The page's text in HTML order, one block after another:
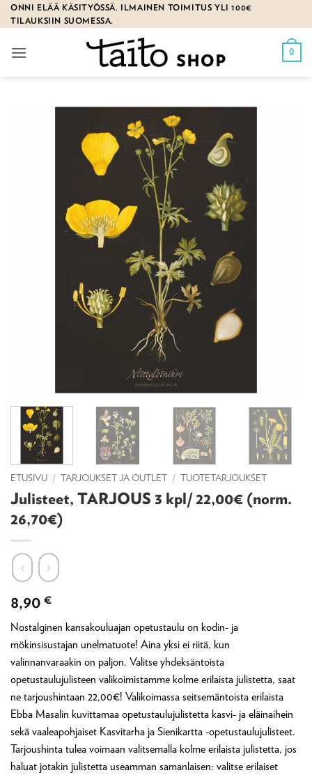
Skip
to
ONNI ELÄÄ KÄSITYÖSSÄ. ILMAINEN TOIMITUS YLI 100€
TILAUKSIIN SUOMESSA.
0
ETUSIVU / TARJOUKSET JA OUTLET / TUOTETARJOUKSET
Julisteet, TARJOUS 3 kpl/ 22,00€ (norm.
26,70€)
8,90 €
Nostalginen kansakouluajan opetustaulu on kodin- ja
mökinsisustajan unelmatuote! Aina yksi ei riitä, kun
valinnanvaraakin on paljon. Valitse yhdeksäntoista
opetustaulujulisteen valikoimistamme kolme erilaista julistetta, saat
ne tarjoushintaan 22,00€! Valikoimassa seitsemäntoista erilaista
Ebba Masalin kuvittamaa opetustaulujulistetta kasvi- ja eläinaihein
sekä vaaleapohjaiset Kasvitarha ja Sienikartta -opetustaulujulisteet.
Tarjoushinta tulea voimaan valitsemalla kolme erilaista julistetta, jos
haluat jotakin julistetta useamman samanlaisen: valitse erilaiset